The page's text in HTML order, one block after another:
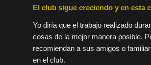
El club sigue creciendo y en esta
Yo diría que el trabajo realizado
cosas de la mejor manera posible.
recomiendan a sus amigos o
en el club.